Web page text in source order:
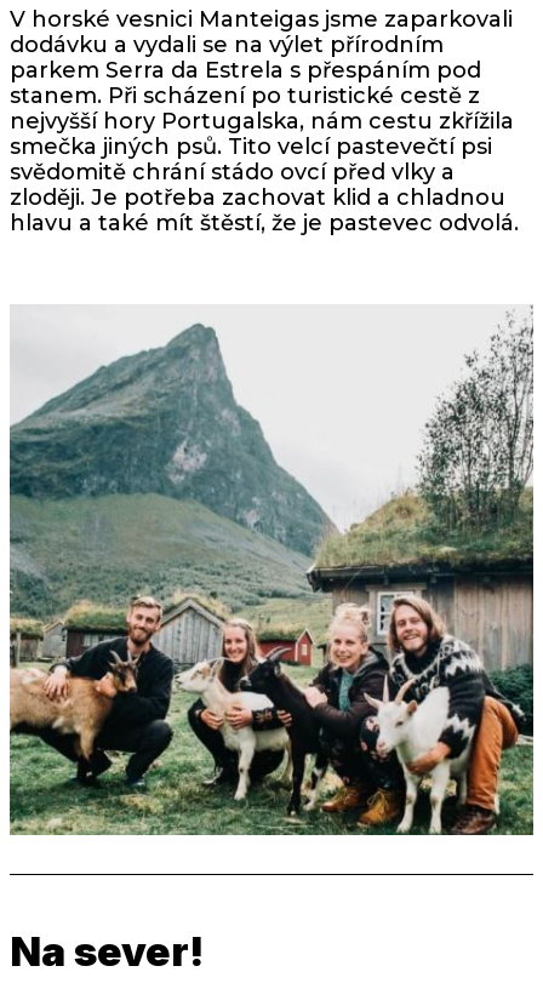
V horské vesnici Manteigas jsme zaparkovali
dodávku a vydali se na výlet přírodním
parkem Serra da Estrela s přespáním pod
stanem. Při scházení po turistické cestě z
nejvyšší hory Portugalska, nám cestu zkřížila
smečka jiných psů. Tito velcí pastevečtí psi
svědomitě chrání stádo ovcí před vlky a
zloději. Je potřeba zachovat klid a chladnou
hlavu a také mít štěstí, že je pastevec odvolá.
Na sever!